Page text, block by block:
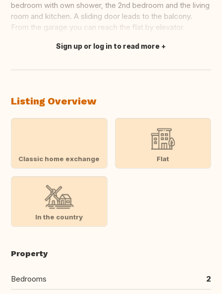
bedroom with own shower, the 2nd bedroom and the living
room and kitchen. A sliding door leads to the balcony.
From the garage you can reach the flat by elevator.
Translate this
Sign up or log in to read more
Listing Overview
Classic home exchange Flat
In the country
Property
Bedrooms 2